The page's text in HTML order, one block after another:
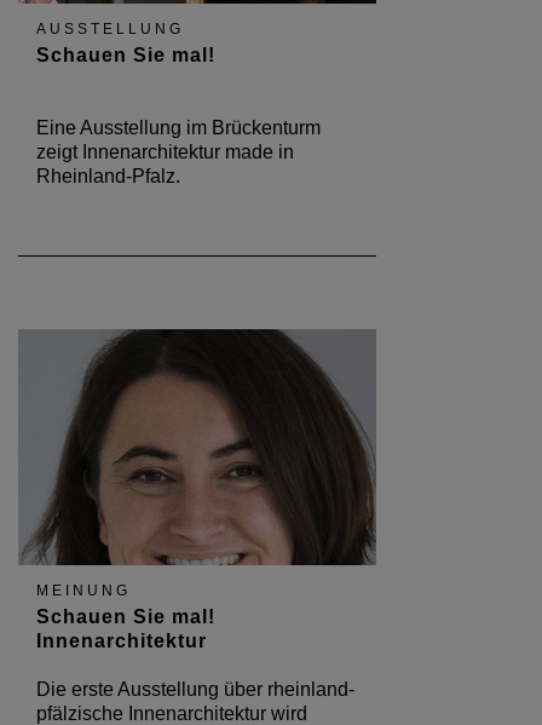
AUSSTELLUNG
Schauen Sie mal!
Eine Ausstellung im Brückenturm
zeigt Innenarchitektur made in
Rheinland-Pfalz.
MEINUNG
Schauen Sie mal!
Innenarchitektur
Die erste Ausstellung über rheinland-
pfälzische Innenarchitektur wird